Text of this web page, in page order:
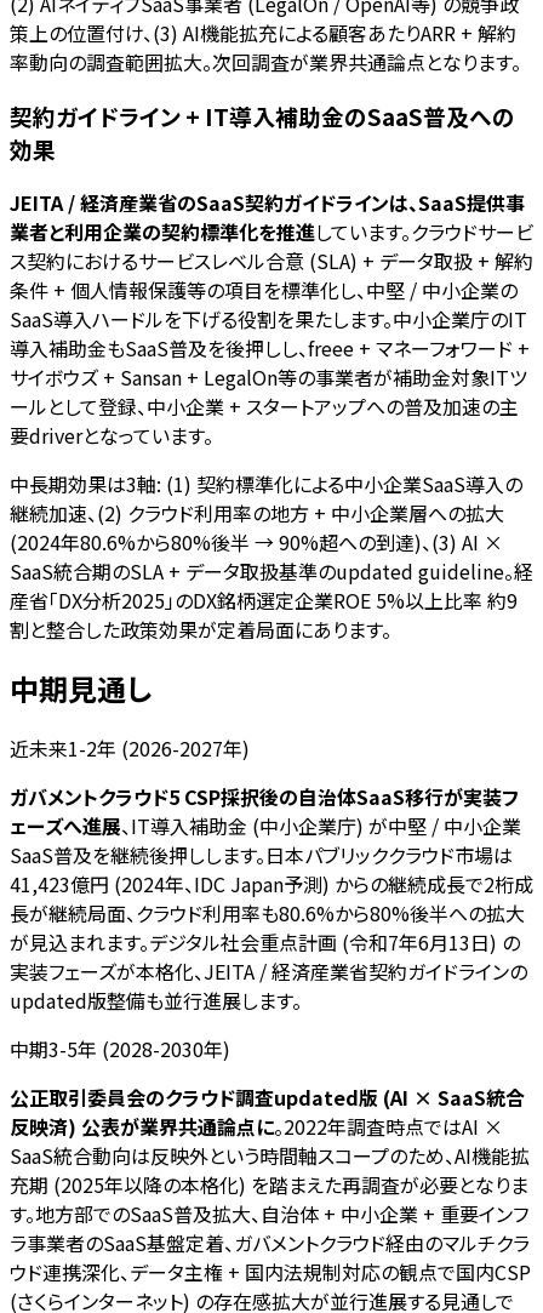
策上の位置付け、(3) AI機能拡充による顧客あたりARR + 解約
率動向の調査範囲拡大。次回調査が業界共通論点となります。
契約ガイドライン + IT導入補助金のSaaS普及への
効果
JEITA / 経済産業省のSaaS契約ガイドラインは、SaaS提供事
業者と利用企業の契約標準化を推進しています。クラウドサービ
ス契約におけるサービスレベル合意 (SLA) + データ取扱 + 解約
条件 + 個人情報保護等の項目を標準化し、中堅 / 中小企業の
SaaS導入ハードルを下げる役割を果たします。中小企業庁のIT
導入補助金もSaaS普及を後押しし、freee + マネーフォワード +
サイボウズ + Sansan + LegalOn等の事業者が補助金対象ITツ
ールとして登録、中小企業 + スタートアップへの普及加速の主
要driverとなっています。
中長期効果は3軸: (1) 契約標準化による中小企業SaaS導入の
継続加速、(2) クラウド利用率の地方 + 中小企業層への拡大
(2024年80.6%から80%後半 → 90%超への到達)、(3) AI ×
SaaS統合期のSLA + データ取扱基準のupdated guideline。経
産省「DX分析2025」のDX銘柄選定企業ROE 5%以上比率 約9
割と整合した政策効果が定着局面にあります。
中期見通し
近未来1-2年 (2026-2027年)
ガバメントクラウド5 CSP採択後の自治体SaaS移行が実装フ
ェーズへ進展、IT導入補助金 (中小企業庁) が中堅 / 中小企業
SaaS普及を継続後押しします。日本パブリッククラウド市場は
41,423億円 (2024年、IDC Japan予測) からの継続成長で2桁成
長が継続局面、クラウド利用率も80.6%から80%後半への拡大
が見込まれます。デジタル社会重点計画 (令和7年6月13日) の
実装フェーズが本格化、JEITA / 経済産業省契約ガイドラインの
updated版整備も並行進展します。
中期3-5年 (2028-2030年)
公正取引委員会のクラウド調査updated版 (AI × SaaS統合
反映済) 公表が業界共通論点に。2022年調査時点ではAI ×
SaaS統合動向は反映外という時間軸スコープのため、AI機能拡
充期 (2025年以降の本格化) を踏まえた再調査が必要となりま
す。地方部でのSaaS普及拡大、自治体 + 中小企業 + 重要インフ
ラ事業者のSaaS基盤定着、ガバメントクラウド経由のマルチクラ
ウド連携深化、データ主権 + 国内法規制対応の観点で国内CSP
(さくらインターネット) の存在感拡大が並行進展する見通しで